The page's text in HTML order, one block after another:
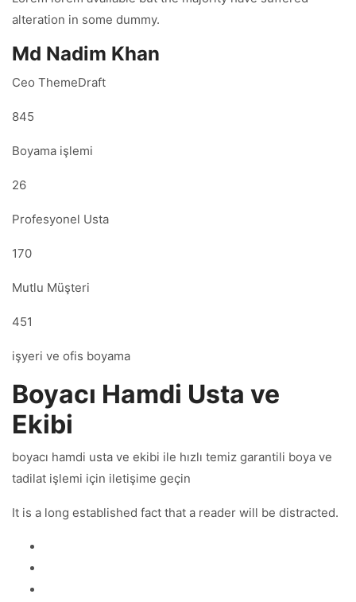
alteration in some dummy.
Md Nadim Khan
Ceo ThemeDraft
845
Boyama işlemi
26
Profesyonel Usta
170
Mutlu Müşteri
451
işyeri ve ofis boyama
Boyacı Hamdi Usta ve
Ekibi
boyacı hamdi usta ve ekibi ile hızlı temiz garantili boya ve
tadilat işlemi için iletişime geçin
It is a long established fact that a reader will be distracted.